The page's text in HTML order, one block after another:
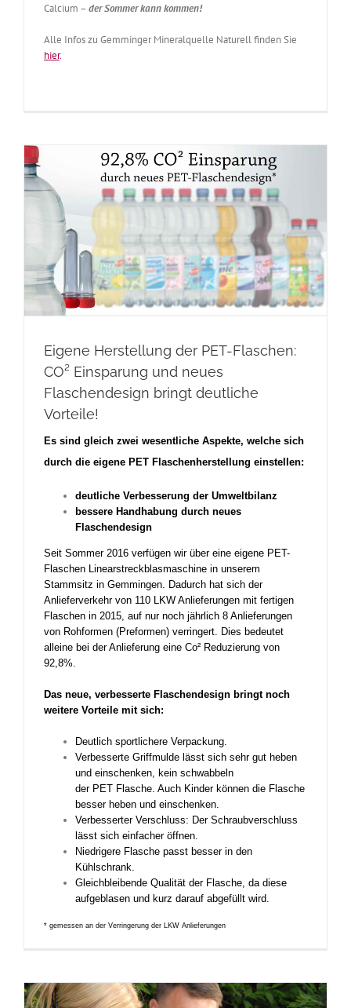
Calcium – der Sommer kann kommen!
Alle Infos zu Gemminger Mineralquelle Naturell finden Sie
hier.
Eigene Herstellung der PET-Flaschen:
CO² Einsparung und neues
Flaschendesign bringt deutliche
Vorteile!
Es sind gleich zwei wesentliche Aspekte, welche sich
durch die eigene PET Flaschenherstellung einstellen:
deutliche Verbesserung der Umweltbilanz
bessere Handhabung durch neues
Flaschendesign
Seit Sommer 2016 verfügen wir über eine eigene PET-
Flaschen Linearstreckblasmaschine in unserem
Stammsitz in Gemmingen. Dadurch hat sich der
Anlieferverkehr von 110 LKW Anlieferungen mit fertigen
Flaschen in 2015, auf nur noch jährlich 8 Anlieferungen
von Rohformen (Preformen) verringert. Dies bedeutet
alleine bei der Anlieferung eine Co² Reduzierung von
92,8%.
Das neue, verbesserte Flaschendesign bringt noch
weitere Vorteile mit sich:
Deutlich sportlichere Verpackung.
Verbesserte Griffmulde lässt sich sehr gut heben
und einschenken, kein schwabbeln
der PET Flasche. Auch Kinder können die Flasche
besser heben und einschenken.
Verbesserter Verschluss: Der Schraubverschluss
lässt sich einfacher öffnen.
Niedrigere Flasche passt besser in den
Kühlschrank.
Gleichbleibende Qualität der Flasche, da diese
aufgeblasen und kurz darauf abgefüllt wird.
* gemessen an der Verringerung der LKW Anlieferungen